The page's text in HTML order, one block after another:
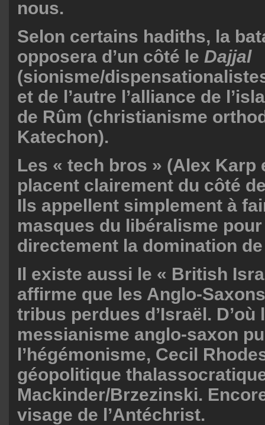
nous.
Selon certains hadiths, la
opposera d’un côté le Dajjal
(sionisme/
et de l’autre l’alliance de
de Rûm (christianisme
Katechon).
Les « tech bros » (Alex Karp
placent clairement du côté
Ils appellent simplement à
masques du libéralisme
directement la domination
Il existe aussi le « British
affirme que les Anglo-
tribus perdues d’Israël. D’où
messianisme anglo-saxon
l’hégémonisme, Cecil
géopolitique
Mackinder/Brzezinski.
visage de l’Antéchrist.